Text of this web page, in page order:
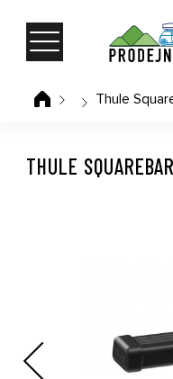
Thule
Previous
THULE